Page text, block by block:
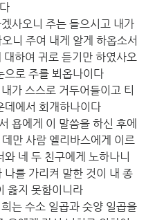
사오니 주는 들으시고 내가
니 주여 내게 알게 하옵소서
대하여 귀로 듣기만 하였사오
으로 주를 뵈옵나이다
가 스스로 거두어들이고 티
데에서 회개하나이다
욥에게 이 말씀을 하신 후에
만 사람 엘리바스에게 이르
와 네 두 친구에게 노하나니
나를 가리켜 말한 것이 내 종
옳지 못함이니라
는 수소 일곱과 숫양 일곱을